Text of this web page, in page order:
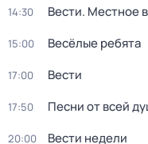
14:30 Вести. Местное
15:00 Весёлые ребята
17:00 Вести
17:50 Песни от всей
20:00 Вести недели